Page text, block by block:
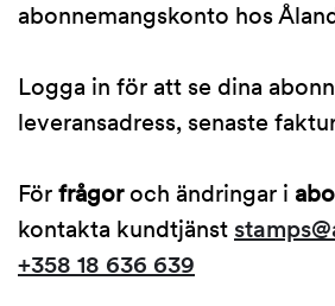
abonnemangskonto hos
Logga in för att se dina
leveransadress, senaste
För frågoroch ändringar i
kontakta kundtjänst
+358 18 636 639